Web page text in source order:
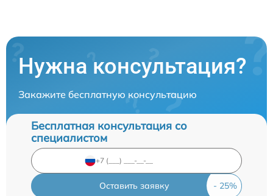
Нужна консультация?
Закажите бесплатную консультацию
Бесплатная консультация со
специалистом
Оставить заявку